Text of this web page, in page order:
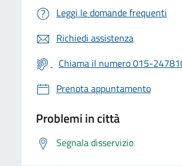
Leggi le domande frequenti
Richiedi assistenza
Chiama il numero 015-
Prenota appuntamento
Problemi in città
Segnala disservizio